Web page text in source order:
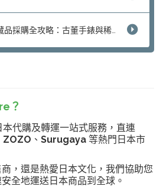
？
代購及轉運一站式服務，直連
ZOZO 、 Surugaya 等熱門日本市
，還是熱愛日本文化，我們協助您
全地運送日本商品到全球。